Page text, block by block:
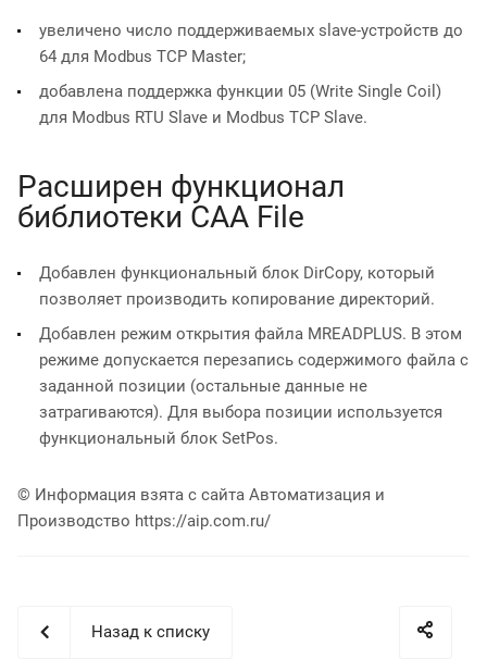
увеличено число поддерживаемых slave-устройств до
64 для Modbus TCP Master;
добавлена поддержка функции 05 (Write Single Coil)
для Modbus RTU Slave и Modbus TCP Slave.
Расширен функционал
библиотеки CAA File
Добавлен функциональный блок DirCopy, который
позволяет производить копирование директорий.
Добавлен режим открытия файла MREADPLUS. В этом
режиме допускается перезапись содержимого файла с
заданной позиции (остальные данные не
затрагиваются). Для выбора позиции используется
функциональный блок SetPos.
© Информация взята с сайта Автоматизация и
Производство https://aip.com.ru/
Назад к списку